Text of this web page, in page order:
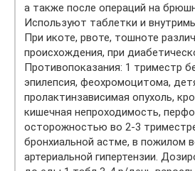
а также после операций на
Используют таблетки и
При икоте, рвоте, тошноте
происхождения, при
Противопоказания: 1 триместр
эпилепсия, феохромоцитома,
пролактинзависимая опухоль,
кишечная непроходимость,
осторожностью во 2-3
бронхиальной астме, в пожилом
артериальной гипертензии.